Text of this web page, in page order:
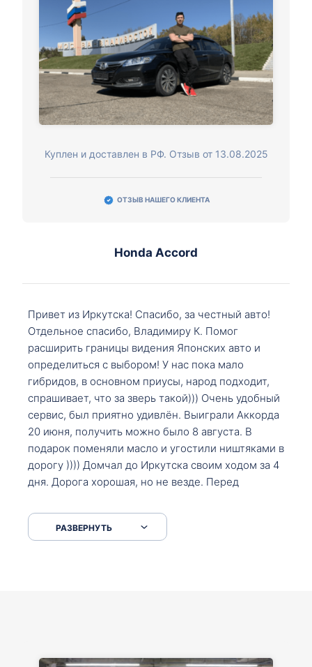
Куплен и доставлен в РФ. Отзыв от 13.08.2025
ОТЗЫВ НАШЕГО КЛИЕНТА
Honda Accord
Привет из Иркутска! Спасибо, за честный авто!
Отдельное спасибо, Владимиру К. Помог
расширить границы видения Японских авто и
определиться с выбором! У нас пока мало
гибридов, в основном приусы, народ подходит,
спрашивает, что за зверь такой))) Очень удобный
сервис, был приятно удивлён. Выиграли Аккорда
20 июня, получить можно было 8 августа. В
подарок поменяли масло и угостили ништяками в
дорогу )))) Домчал до Иркутска своим ходом за 4
дня. Дорога хорошая, но не везде. Перед
серпантинах по пути следования.
РАЗВЕРНУТЬ